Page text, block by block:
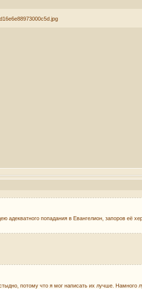
адекватного попадания в Евангелион, запоров её
потому что я мог написать их лучше.